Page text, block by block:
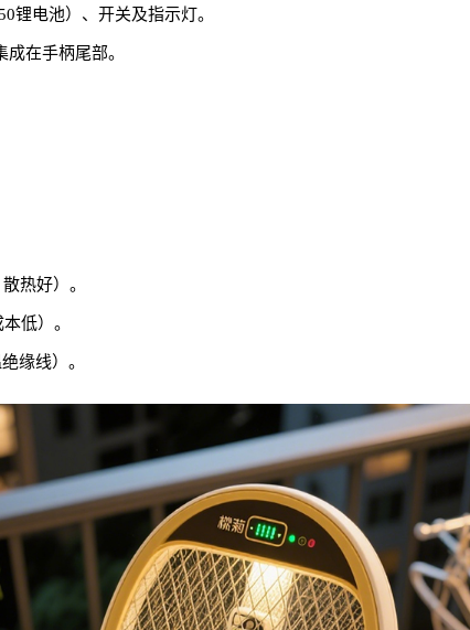
锂电池）、开关及指示灯。
在手柄尾部。
热好）。
低）。
缘线）。